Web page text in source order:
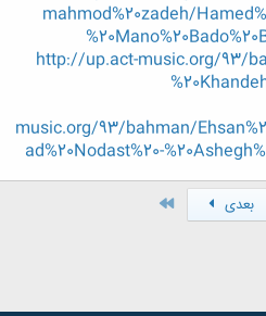
mahmod%20zadeh/
http://up.act-music.org/93/
music.org/93/bahman/
ad%20Nodast%20-
بعدی